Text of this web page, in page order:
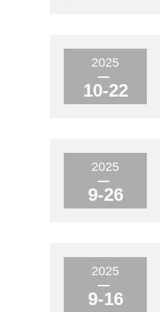
2025
10-22
2025
9-26
2025
9-16